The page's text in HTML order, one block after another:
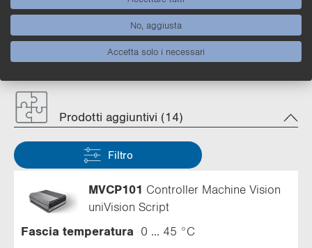
Qui si trovano prodotti simili
Prodotti aggiuntivi (14)
Filtro
MVCP101 Controller Machine Vision
uniVision Script
Fascia temperatura
0 ... 45 °C
No, aggiusta
Accetta solo i necessari